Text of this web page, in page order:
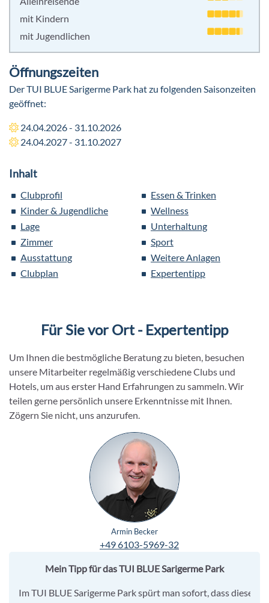
Inhalt
Clubprofil
Kinder & Jugendliche
Lage
Zimmer
Ausstattung
Clubplan
Essen & Trinken
Wellness
Unterhaltung
Sport
Weitere Anlagen
Expertentipp
mit Kindern
mit Jugendlichen
Öffnungszeiten
Der TUI BLUE Sarigerme Park hat zu folgenden Saisonzeiten
geöffnet:
24.04.2026 - 31.10.2026
24.04.2027 - 31.10.2027
Für Sie vor Ort - Expertentipp
Um Ihnen die bestmögliche Beratung zu bieten, besuchen
unsere Mitarbeiter regelmäßig verschiedene Clubs und
Hotels, um aus erster Hand Erfahrungen zu sammeln. Wir
teilen gerne persönlich unsere Erkenntnisse mit Ihnen.
Zögern Sie nicht, uns anzurufen.
Armin Becker
+49 6103-5969-32
Mein Tipp für das TUI BLUE Sarigerme Park
Im TUI BLUE Sarigerme Park spürt man sofort, dass diese